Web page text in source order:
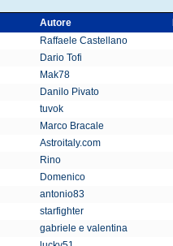
Autore
Raffaele Castellano
Dario Tofi
Mak78
Danilo Pivato
tuvok
Marco Bracale
Astroitaly.com
Rino
Domenico
antonio83
starfighter
gabriele e valentina